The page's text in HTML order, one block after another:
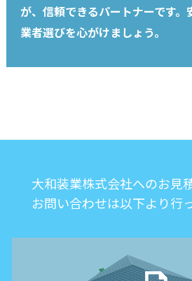
が、信頼できるパートナーです。
業者選びを心がけましょう。
大和装業株式会社へのお見
お問い合わせは以下より行